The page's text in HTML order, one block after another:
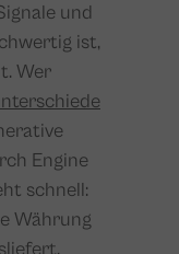
und
ist,
Wer
Engine
schnell:
Währung